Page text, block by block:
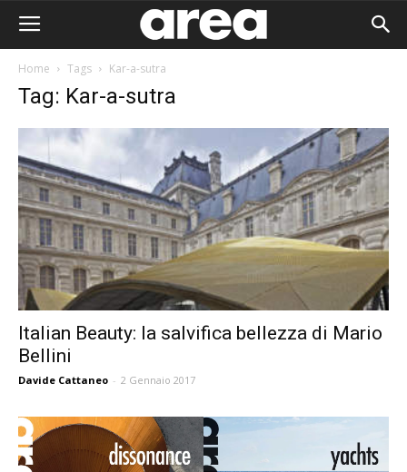
Home Tags Kar-a-sutra
Tag: Kar-a-sutra
Italian Beauty: la salvifica bellezza di Mario
Bellini
Davide Cattaneo - 2 Gennaio 2017